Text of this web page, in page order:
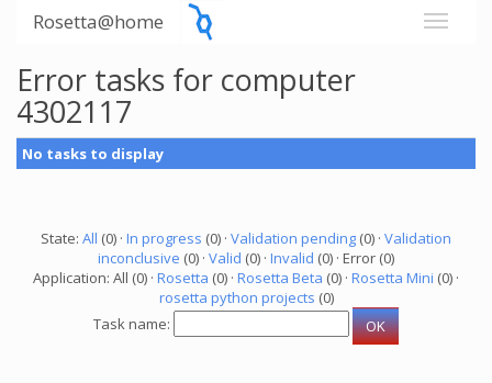
Rosetta@home
Error tasks for computer
4302117
No tasks to display
State: All (0) · In progress (0) · Validation pending (0) · Validation
inconclusive (0) · Valid (0) · Invalid (0) · Error (0)
Application: All (0) · Rosetta (0) · Rosetta Beta (0) · Rosetta Mini (0) ·
rosetta python projects (0)
Task name: